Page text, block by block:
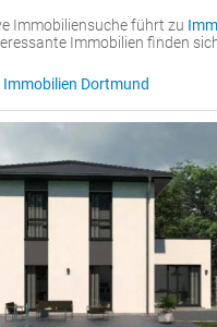
Immobiliensuche führt zu
Immobilien finden
Immobilien Dortmund